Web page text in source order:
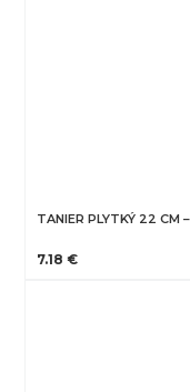
TANIER PLYTKÝ 22 CM
7.18 €